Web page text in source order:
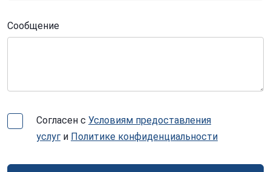
Сообщение
Согласен с Условиям предоставления
услуг и Политике конфиденциальности